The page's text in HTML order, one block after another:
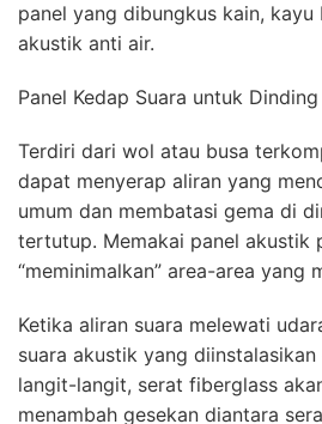
panel yang dibungkus kain, kayu
akustik anti air.
Panel Kedap Suara untuk Dinding
Terdiri dari wol atau busa
dapat menyerap aliran yang
umum dan membatasi gema di
tertutup. Memakai panel akustik
“meminimalkan” area-area yang
Ketika aliran suara melewati
suara akustik yang
langit-langit, serat fiberglass
menambah gesekan diantara